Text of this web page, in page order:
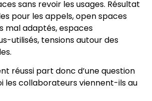
sans revoir les usages. Résultat
pour les appels, open spaces
mal adaptés, espaces
utilisés, tensions autour des
réussi part donc d’une question
les collaborateurs viennent-ils au